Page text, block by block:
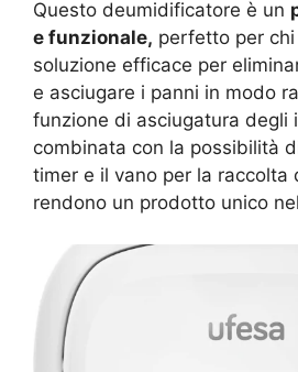
Questo deumidificatore è un
e funzionale, perfetto per
soluzione efficace per
e asciugare i panni in modo
funzione di asciugatura degli
combinata con la possibilità
timer e il vano per la raccolta
rendono un prodotto unico